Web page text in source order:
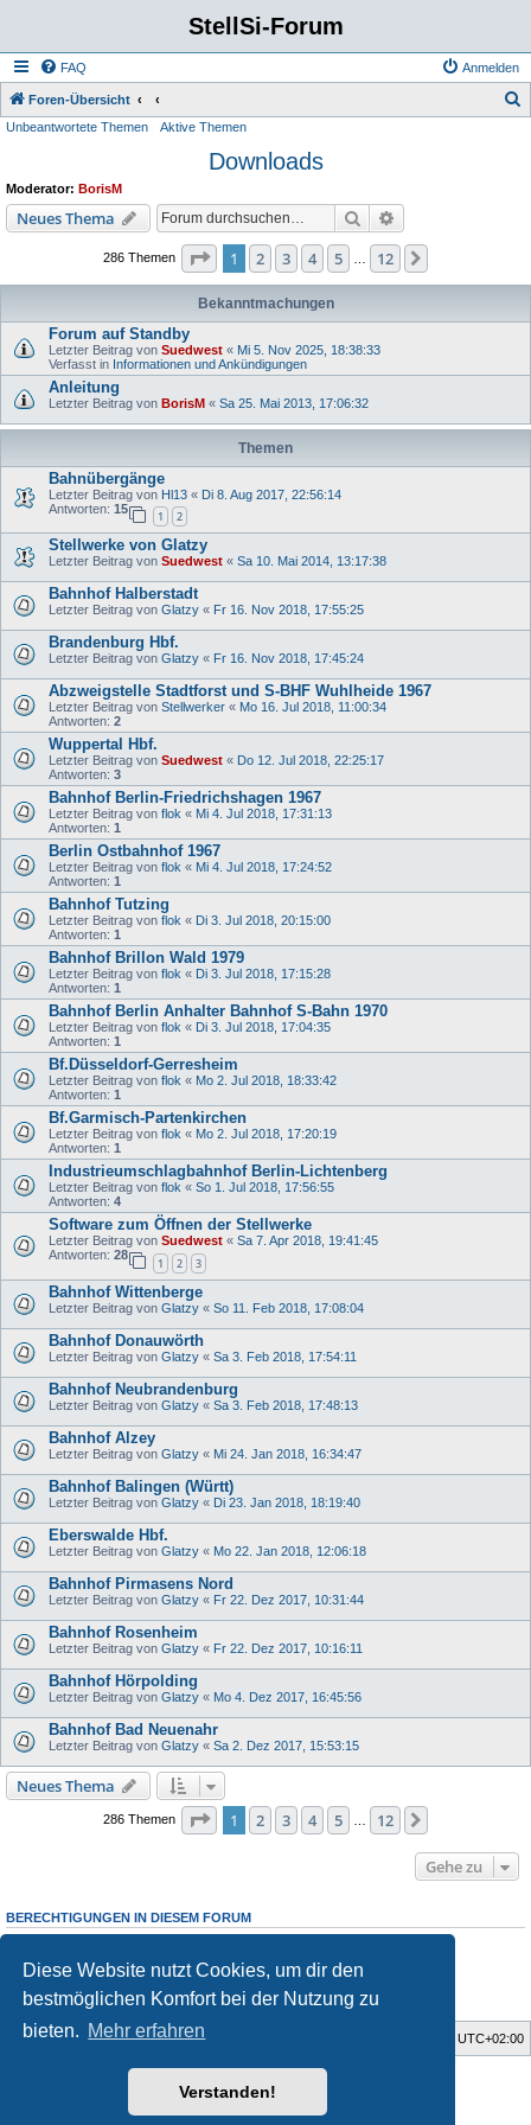
Diese Website nutzt Cookies, um dir den
bestmöglichen Komfort bei der Nutzung zu
bieten. Mehr erfahren
Verstanden!
StellSi-Forum
FAQ Anmelden
Foren-Übersicht
Unbeantwortete Themen Aktive Themen
Downloads
Moderator: BorisM
Neues Thema Suche
286 Themen Seite 1von 12
1 2 3 4 5 12
Bekanntmachungen
Forum auf Standby
Letzter Beitrag von Suedwest « Mi 5. Nov 2025, 18:38:33
Verfasst in Informationen und Ankündigungen
Anleitung
Letzter Beitrag von BorisM « Sa 25. Mai 2013, 17:06:32
Themen
Bahnübergänge
Letzter Beitrag von Hl13 « Di 8. Aug 2017, 22:56:14
Antworten: 15
1 2
Stellwerke von Glatzy
Letzter Beitrag von Suedwest « Sa 10. Mai 2014, 13:17:38
Bahnhof Halberstadt
Letzter Beitrag von Glatzy « Fr 16. Nov 2018, 17:55:25
Brandenburg Hbf.
Letzter Beitrag von Glatzy « Fr 16. Nov 2018, 17:45:24
Abzweigstelle Stadtforst und S-BHF Wuhlheide 1967
Letzter Beitrag von Stellwerker « Mo 16. Jul 2018, 11:00:34
Antworten: 2
Wuppertal Hbf.
Letzter Beitrag von Suedwest « Do 12. Jul 2018, 22:25:17
Antworten: 3
Bahnhof Berlin-Friedrichshagen 1967
Letzter Beitrag von flok « Mi 4. Jul 2018, 17:31:13
Antworten: 1
Berlin Ostbahnhof 1967
Letzter Beitrag von flok « Mi 4. Jul 2018, 17:24:52
Antworten: 1
Bahnhof Tutzing
Letzter Beitrag von flok « Di 3. Jul 2018, 20:15:00
Antworten: 1
Bahnhof Brillon Wald 1979
Letzter Beitrag von flok « Di 3. Jul 2018, 17:15:28
Antworten: 1
Bahnhof Berlin Anhalter Bahnhof S-Bahn 1970
Letzter Beitrag von flok « Di 3. Jul 2018, 17:04:35
Antworten: 1
Bf.Düsseldorf-Gerresheim
Letzter Beitrag von flok « Mo 2. Jul 2018, 18:33:42
Antworten: 1
Bf.Garmisch-Partenkirchen
Letzter Beitrag von flok « Mo 2. Jul 2018, 17:20:19
Antworten: 1
Industrieumschlagbahnhof Berlin-Lichtenberg
Letzter Beitrag von flok « So 1. Jul 2018, 17:56:55
Antworten: 4
Software zum Öffnen der Stellwerke
Letzter Beitrag von Suedwest « Sa 7. Apr 2018, 19:41:45
Antworten: 28
1 2 3
Bahnhof Wittenberge
Letzter Beitrag von Glatzy « So 11. Feb 2018, 17:08:04
Bahnhof Donauwörth
Letzter Beitrag von Glatzy « Sa 3. Feb 2018, 17:54:11
Bahnhof Neubrandenburg
Letzter Beitrag von Glatzy « Sa 3. Feb 2018, 17:48:13
Bahnhof Alzey
Letzter Beitrag von Glatzy « Mi 24. Jan 2018, 16:34:47
Bahnhof Balingen (Württ)
Letzter Beitrag von Glatzy « Di 23. Jan 2018, 18:19:40
Eberswalde Hbf.
Letzter Beitrag von Glatzy « Mo 22. Jan 2018, 12:06:18
Bahnhof Pirmasens Nord
Letzter Beitrag von Glatzy « Fr 22. Dez 2017, 10:31:44
Bahnhof Rosenheim
Letzter Beitrag von Glatzy « Fr 22. Dez 2017, 10:16:11
Bahnhof Hörpolding
Letzter Beitrag von Glatzy « Mo 4. Dez 2017, 16:45:56
Bahnhof Bad Neuenahr
Letzter Beitrag von Glatzy « Sa 2. Dez 2017, 15:53:15
Neues Thema
286 Themen Seite 1von 12
1 2 3 4 5 12
Gehe zu
BERECHTIGUNGEN IN DIESEM FORUM
Du darfst deine Beiträge in diesem Forumnichtändern.
Du darfst deine Beiträge in diesem Forum
nicht
löschen.
Du darfst keineDateianhänge in diesem Forum erstellen.
Foren-Übersicht UTC+02:00
Zuma Portal
Powered byphpBB® Forum Software © phpBB Limited
Deutsche Übersetzung durchphpBB.de